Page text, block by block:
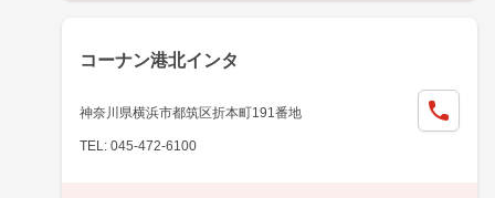
コーナン港北インタ
神奈川県横浜市都筑区折本町191番地
TEL: 045-472-6100